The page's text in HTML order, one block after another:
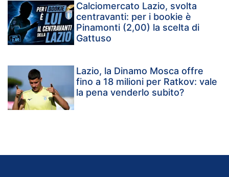
Calciomercato Lazio, svolta
centravanti: per i bookie è
Pinamonti (2,00) la scelta di
Gattuso
Lazio, la Dinamo Mosca offre
fino a 18 milioni per Ratkov: vale
la pena venderlo subito?